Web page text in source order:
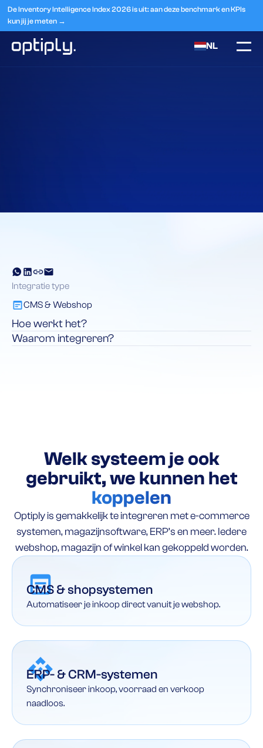
De Inventory Intelligence Index 2026 is uit: aan deze benchmark en KPIs
kun jij je meten →
NL
Hoe werkt het?
Waarom integreren?
Integratie type
CMS & Webshop
Welk systeem je ook
gebruikt, we kunnen het
koppelen
Optiply is gemakkelijk te integreren met e-commerce
systemen, magazijnsoftware, ERP’s en meer. Iedere
webshop, magazijn of winkel kan gekoppeld worden.
CMS & shopsystemen
Automatiseer je inkoop direct vanuit je webshop.
ERP- & CRM-systemen
Synchroniseer inkoop, voorraad en verkoop
naadloos.